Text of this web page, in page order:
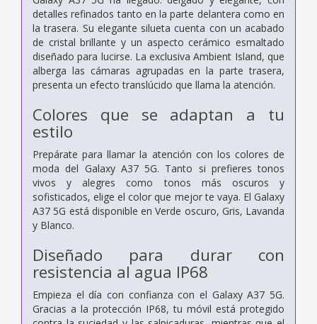
detalles refinados tanto en la parte delantera como en
la trasera. Su elegante silueta cuenta con un acabado
de cristal brillante y un aspecto cerámico esmaltado
diseñado para lucirse. La exclusiva Ambient Island, que
alberga las cámaras agrupadas en la parte trasera,
presenta un efecto translúcido que llama la atención.
Colores que se adaptan a tu
estilo
Prepárate para llamar la atención con los colores de
moda del Galaxy A37 5G. Tanto si prefieres tonos
vivos y alegres como tonos más oscuros y
sofisticados, elige el color que mejor te vaya. El Galaxy
A37 5G está disponible en Verde oscuro, Gris, Lavanda
y Blanco.
Diseñado para durar con
resistencia al agua IP68
Empieza el día con confianza con el Galaxy A37 5G.
Gracias a la protección IP68, tu móvil está protegido